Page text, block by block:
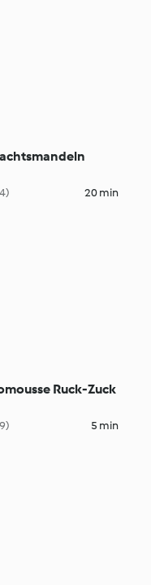
20 min
Ruck-Zuck
5 min